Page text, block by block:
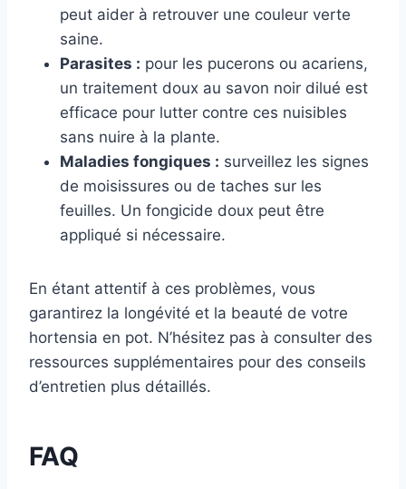
peut aider à retrouver une couleur verte
saine.
Parasites : pour les pucerons ou acariens,
un traitement doux au savon noir dilué est
efficace pour lutter contre ces nuisibles
sans nuire à la plante.
Maladies fongiques : surveillez les signes
de moisissures ou de taches sur les
feuilles. Un fongicide doux peut être
appliqué si nécessaire.
En étant attentif à ces problèmes, vous
garantirez la longévité et la beauté de votre
hortensia en pot. N’hésitez pas à consulter des
ressources supplémentaires pour des conseils
d’entretien plus détaillés.
FAQ